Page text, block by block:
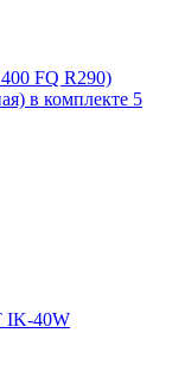
FQ R290)
в комплекте 5
40W